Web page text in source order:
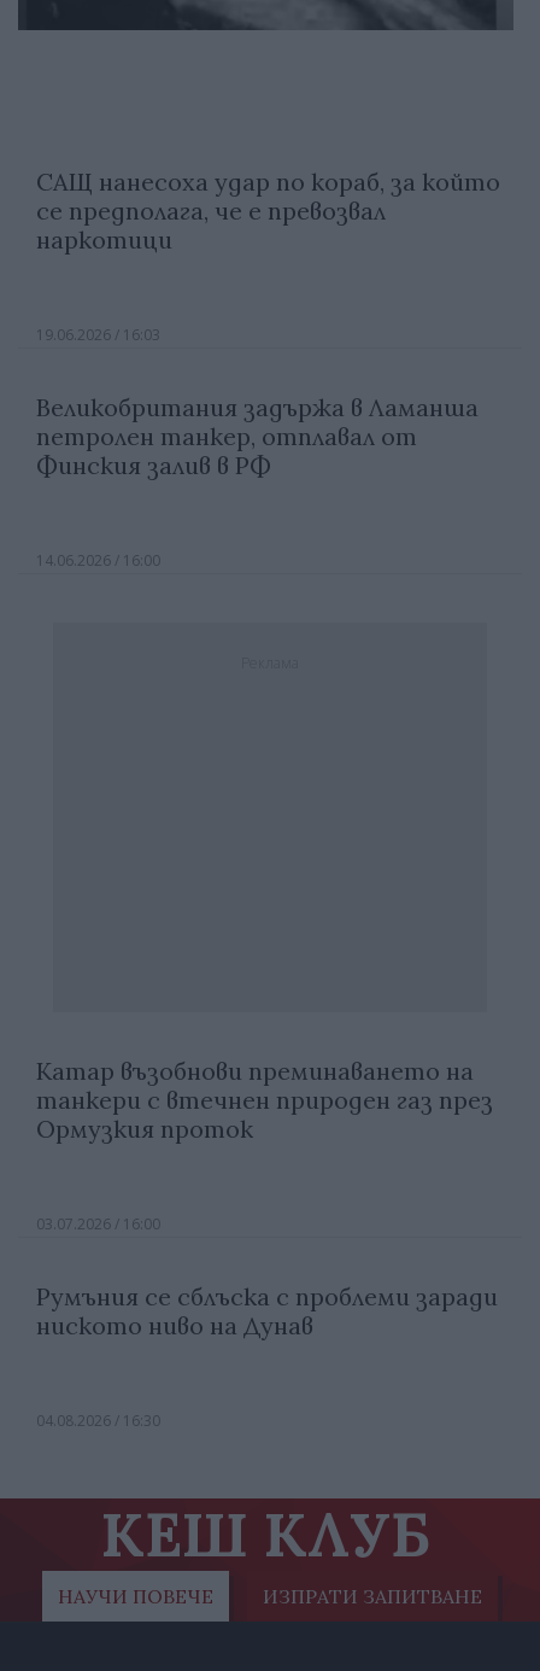
САЩ нанесоха удар по кораб, за който
се предполага, че е превозвал
наркотици
19.06.2026 / 16:03
Великобритания задържа в Ламанша
петролен танкер, отплавал от
Финския залив в РФ
14.06.2026 / 16:00
Катар възобнови преминаването на
танкери с втечнен природен газ през
Ормузкия проток
03.07.2026 / 16:00
Румъния се сблъска с проблеми заради
ниското ниво на Дунав
04.08.2026 / 16:30
КЕШ КЛУБ
НАУЧИ ПОВЕЧЕ ИЗПРАТИ ЗАПИТВАНЕ